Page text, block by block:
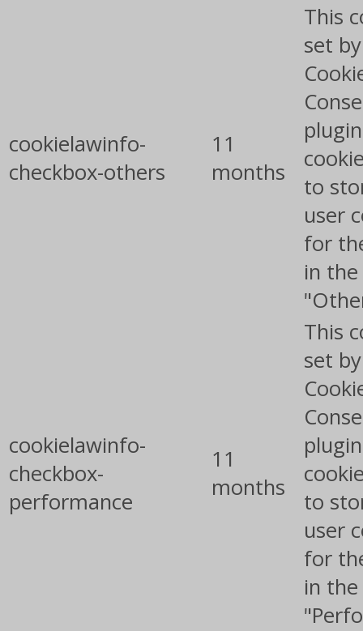
cookielawinfo-
checkbox-others
11
months
This
set
to
user
for
in
cookielawinfo-
checkbox-
performance
11
months
This
set
to
user
for
in